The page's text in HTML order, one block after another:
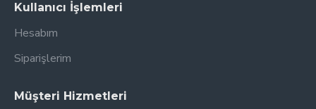
Kullanıcı İşlemleri
Hesabım
Siparişlerim
Müşteri Hizmetleri